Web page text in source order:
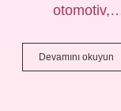
Devamını okuyun